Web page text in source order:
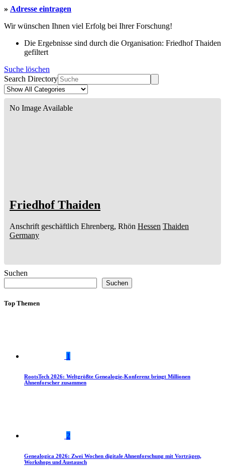
» Adresse eintragen
Wir wünschen Ihnen viel Erfolg bei Ihrer Forschung!
Die Ergebnisse sind durch die Organisation: Friedhof Thaiden
gefiltert
Suche löschen
Search Directory
No Image Available
Friedhof Thaiden
Anschrift geschäftlich Ehrenberg, Rhön Hessen Thaiden
Germany
Suchen
Suchen
Top Themen
1
RootsTech 2026: Weltgrößte Genealogie-Konferenz bringt Millionen
Ahnenforscher zusammen
2
Genealogica 2026: Zwei Wochen digitale Ahnenforschung mit Vorträgen,
Workshops und Austausch